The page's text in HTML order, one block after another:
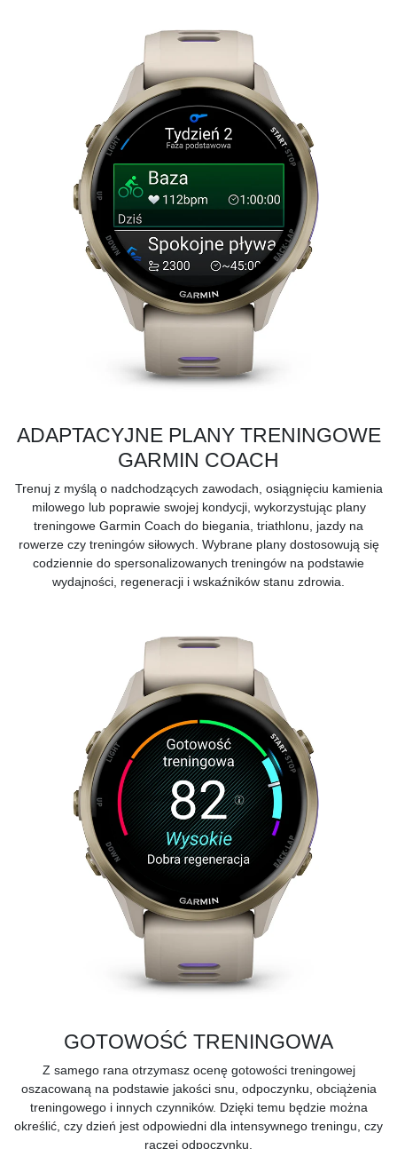
ADAPTACYJNE PLANY TRENINGOWE
GARMIN COACH
Trenuj z myślą o nadchodzących zawodach, osiągnięciu kamienia
milowego lub poprawie swojej kondycji, wykorzystując plany
treningowe Garmin Coach do biegania, triathlonu, jazdy na
rowerze czy treningów siłowych. Wybrane plany dostosowują się
codziennie do spersonalizowanych treningów na podstawie
wydajności, regeneracji i wskaźników stanu zdrowia.
GOTOWOŚĆ TRENINGOWA
Z samego rana otrzymasz ocenę gotowości treningowej
oszacowaną na podstawie jakości snu, odpoczynku, obciążenia
treningowego i innych czynników. Dzięki temu będzie można
określić, czy dzień jest odpowiedni dla intensywnego treningu, czy
raczej odpoczynku.